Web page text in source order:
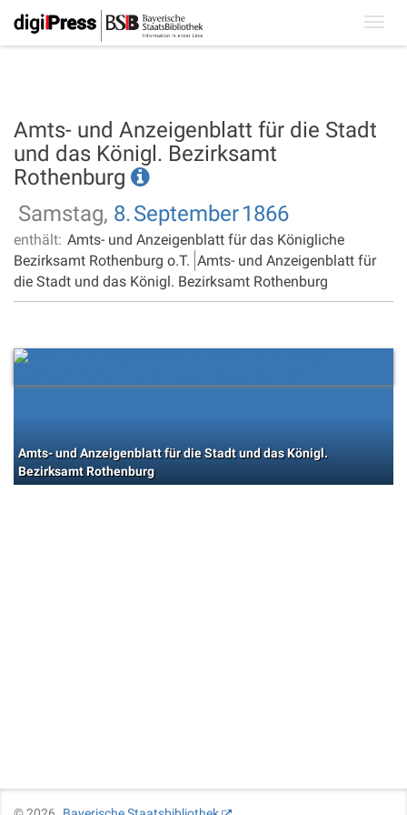
Amts- und Anzeigenblatt für die Stadt
und das Königl. Bezirksamt
Rothenburg
Samstag, 8.September1866
enthält: Amts- und Anzeigenblatt für das Königliche
Bezirksamt Rothenburg o.T. Amts- und Anzeigenblatt für
die Stadt und das Königl. Bezirksamt Rothenburg
Amts- und Anzeigenblatt für die Stadt und das Königl.
Bezirksamt Rothenburg